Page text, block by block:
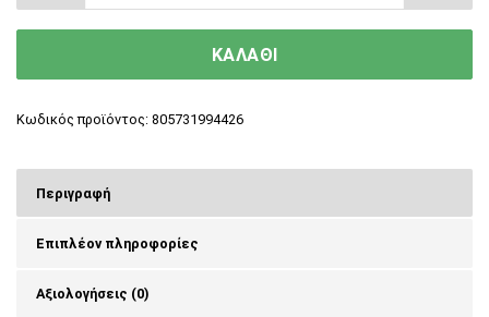
ΚΑΛΑΘΙ
Κωδικός προϊόντος: 805731994426
Περιγραφή
Επιπλέον πληροφορίες
Αξιολογήσεις (0)